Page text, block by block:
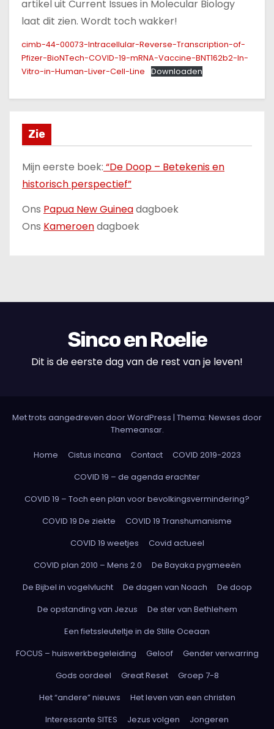
artikel uit Current Issues in Molecular Biology
laat dit zien. Wordt toch wakker!
cimb-44-00073-Intracellular-Reverse-Transcription-of-
Pfizer-BioNTech-COVID-19-mRNA-Vaccine-BNT162b2-In-
Vitro-in-Human-Liver-Cell-Line
Downloaden
Zie
Mijn eerste boek: “De Doop – Betekenis en
historisch perspectief”
Ons Papua New Guineadagboek
Ons Kameroendagboek
Sinco en Roelie
Dit is de eerste dag van de rest van je leven!
Met trots aangedreven door WordPress | Thema: Newses door
Themeansar.
Home Cistus incana Contact
COVID 2019-2023
COVID 19 – de agenda erachter
COVID 19 – Toch een plan voor bevolkingsvermindering?
COVID 19 De ziekte
COVID 19 Transhumanisme
COVID 19 weetjes
Covid actueel
COVID plan 2010 – Mens 2.0
De Bayaka pygmeeën
De Bijbel in vogelvlucht
De dagen van Noach
De doop
De opstanding van Jezus
De ster van Bethlehem
Een fietssleuteltje in de Stille Oceaan
FOCUS – huiswerkbegeleiding
Geloof
Gender verwarring
Gods oordeel
Great Reset
Groep 7-8
Het “andere” nieuws
Het leven van een christen
Interessante SITES
Jezus volgen Jongeren